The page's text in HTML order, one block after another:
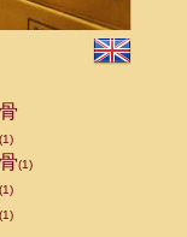
(1)
(1)
(1)
(1)